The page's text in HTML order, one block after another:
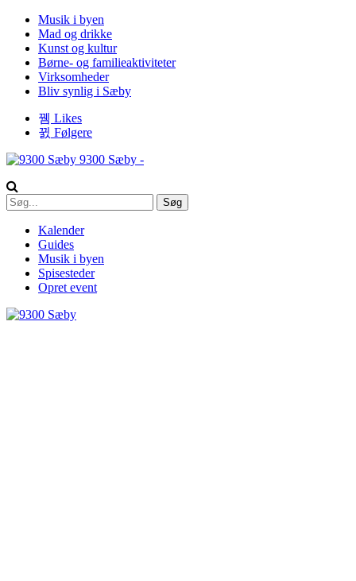
Musik i byen
Mad og drikke
Kunst og kultur
Børne- og familieaktiviteter
Virksomheder
Bliv synlig i Sæby
Likes
Følgere
9300 Sæby -
Kalender
Guides
Musik i byen
Spisesteder
Opret event